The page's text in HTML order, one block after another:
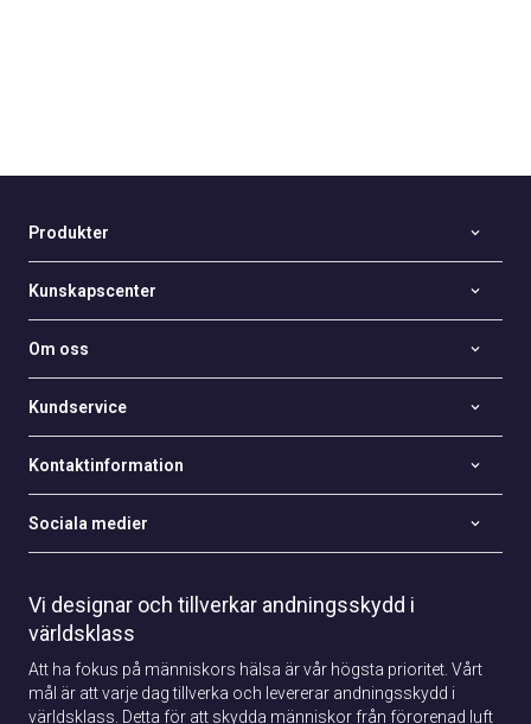
Produkter
Kunskapscenter
Om oss
Kundservice
Kontaktinformation
Sociala medier
Vi designar och tillverkar andningsskydd i
världsklass
Att ha fokus på människors hälsa är vår högsta prioritet. Vårt
mål är att varje dag tillverka och levererar andningsskydd i
världsklass. Detta för att skydda människor från förorenad luft